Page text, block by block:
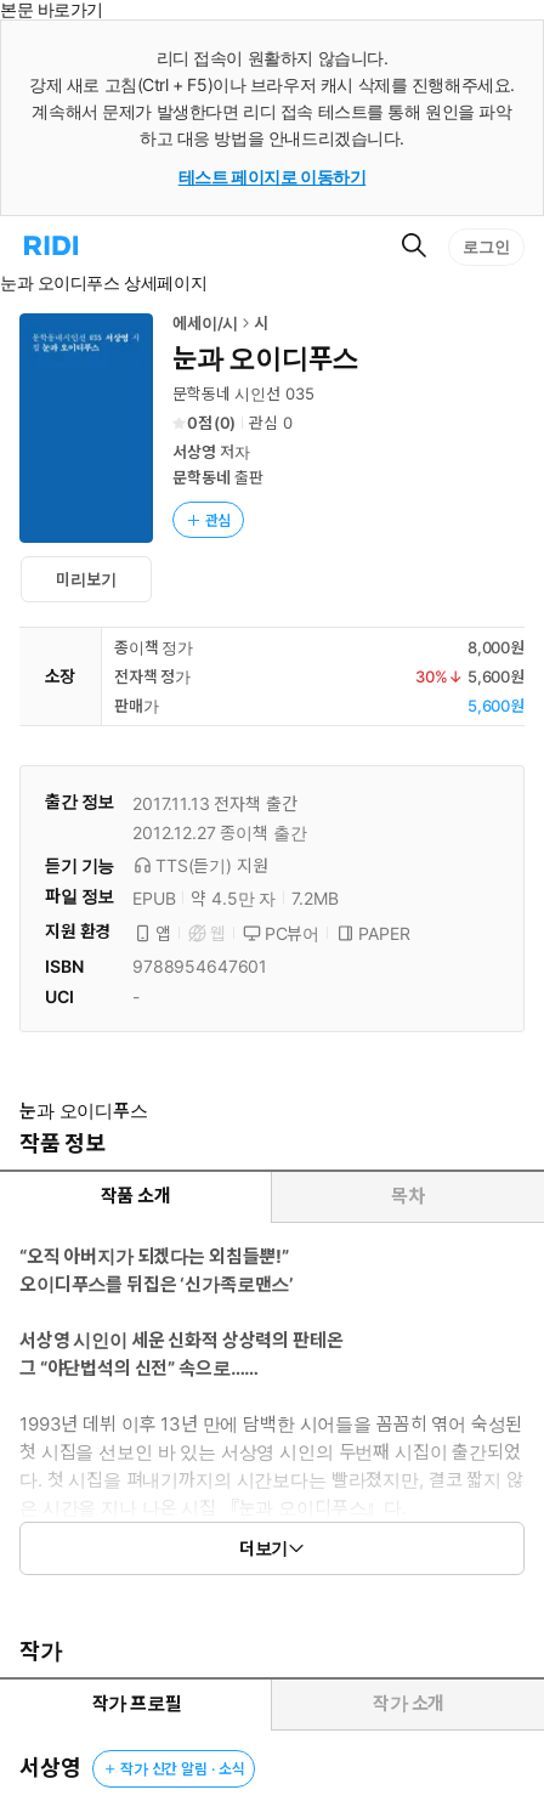
본문 바로가기
리디 접속이 원활하지 않습니다.
강제 새로 고침(Ctrl + F5)이나 브라우저 캐시 삭제를 진행해주세요.
계속해서 문제가 발생한다면 리디 접속 테스트를 통해 원인을 파악
하고 대응 방법을 안내드리겠습니다.
테스트 페이지로 이동하기
리
홈
로
이
검
로그인
눈과 오이디푸스 상세페이지
미리보기
에세이/시 시
눈과 오이디푸스
문학동네 시인선 035
0
(0) 관심 0
서상영 저자
문학동네 출판
관심
소장
종이책 정가
8,000원
전자책 정가
30%↓ 5,600원
판매가
5,600원
출간 정보 2017.11.13 전자책 출간
2012.12.27 종이책 출간
듣기 기능
TTS(듣기) 지원
파일 정보
EPUB 약 4.5만 자
7.2MB
지원 환경
앱 웹 PC뷰어
PAPER
ISBN
9788954647601
UCI
-
눈과 오이디푸스
작품 정보
작품 소개 목차
“오직 아버지가 되겠다는 외침들뿐!”
오이디푸스를 뒤집은 ‘신가족로맨스’
서상영 시인이 세운 신화적 상상력의 판테온
그 “야단법석의 신전” 속으로……
1993년 데뷔 이후 13년 만에 담백한 시어들을 꼼꼼히 엮어 숙성된
첫 시집을 선보인 바 있는 서상영 시인의 두번째 시집이 출간되었
다. 첫 시집을 펴내기까지의 시간보다는 빨라졌지만, 결코 짧지 않
은 시간을 지나 나온 시집 『눈과 오이디푸스』다.
또 한번의 오랜 시간의 숙성을 거듭하면서 시인의 시세계 또한 변
화를 이루었다. 과거의 작품들에서 나타난 정신을 현대적으로 변
노래다. 그는 자주 소월과 미당과 혜산을 차운(次韻)하여 시를 지
었다”는 첫 시집의 권혁웅 해설과 “서정을 포기한 자리에 육두문자
와 외설과 패러디가 난무하고, 대중가요와 연극적 대화가 수시로 개
입하며, 말장난과 소설적 서사가 포진한다. 시인지 소설인지 우화인
지 연극인지 분간할 수 없다. 말하자면 집 안에서 그의 시세계는 전
통적인 장르의 경계를 가뭇없이 허무는 해체와 재구성의 미학적 실
더보기
작가
작가 프로필 작가 소개
서상영 작가 신간 알림 · 소식